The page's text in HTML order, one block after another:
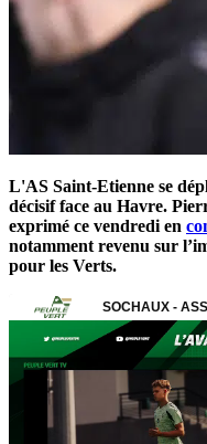
L'AS Saint-Etienne se
décisif face au Havre.
exprimé ce vendredi en
notamment revenu sur
pour les Verts.